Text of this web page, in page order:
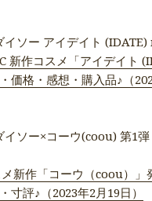
ソー アイデイト (IDATE)
新作コスメ「アイデイト
価格・感想・購入品♪（
ソー×コーウ(coou) 第1弾
新作「コーウ（coou）」
寸評♪（2023年2月19日）